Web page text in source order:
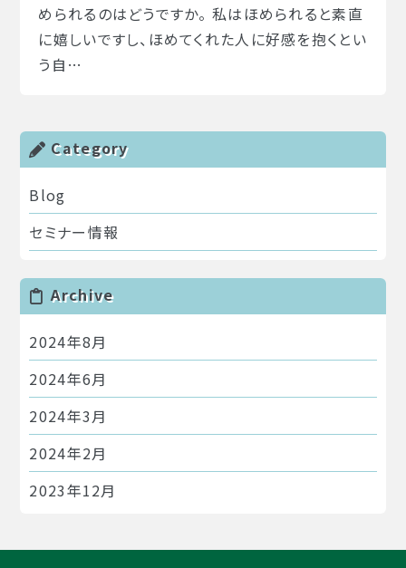
められるのはどうですか。 私はほめられると素直
に嬉しいですし、ほめてくれた人に好感を抱くとい
う自…
Category
Blog
セミナー情報
Archive
2024年8月
2024年6月
2024年3月
2024年2月
2023年12月